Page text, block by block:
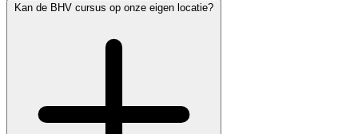
Kan de BHV cursus op onze eigen locatie?